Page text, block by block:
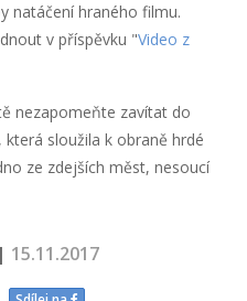
natáčení hraného filmu.
v příspěvku "Video z
nezapomeňte zavítat do
, která sloužila k obraně hrdé
ze zdejších měst, nesoucí
15.11.2017